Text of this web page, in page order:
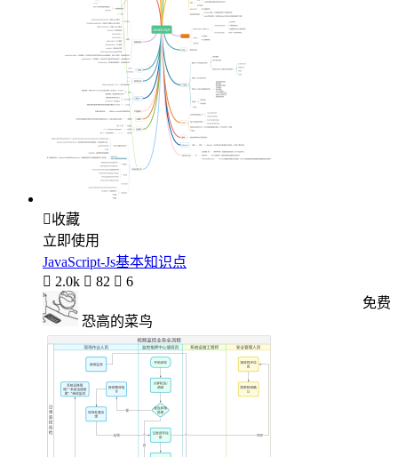
收藏
立即使用
JavaScript-Js基本知识点
 2.0k  82  6
恐高的菜鸟
免费